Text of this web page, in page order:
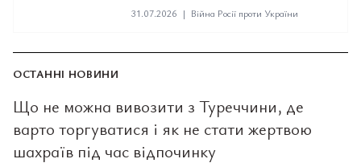
31.07.2026 | Війна Росії проти України
ОСТАННІ НОВИНИ
Що не можна вивозити з Туреччини, де
варто торгуватися і як не стати жертвою
шахраїв під час відпочинку